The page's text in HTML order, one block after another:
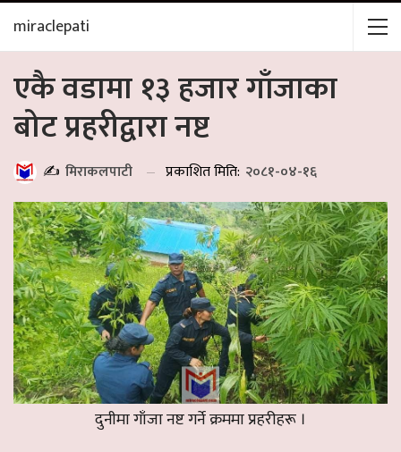
miraclepati
एकै वडामा १३ हजार गाँजाका
बोट प्रहरीद्वारा नष्ट
✍️ मिराकलपाटी प्रकाशित मिति: २०८१-०४-१६
दुनीमा गाँजा नष्ट गर्ने क्रममा प्रहरीहरू ।